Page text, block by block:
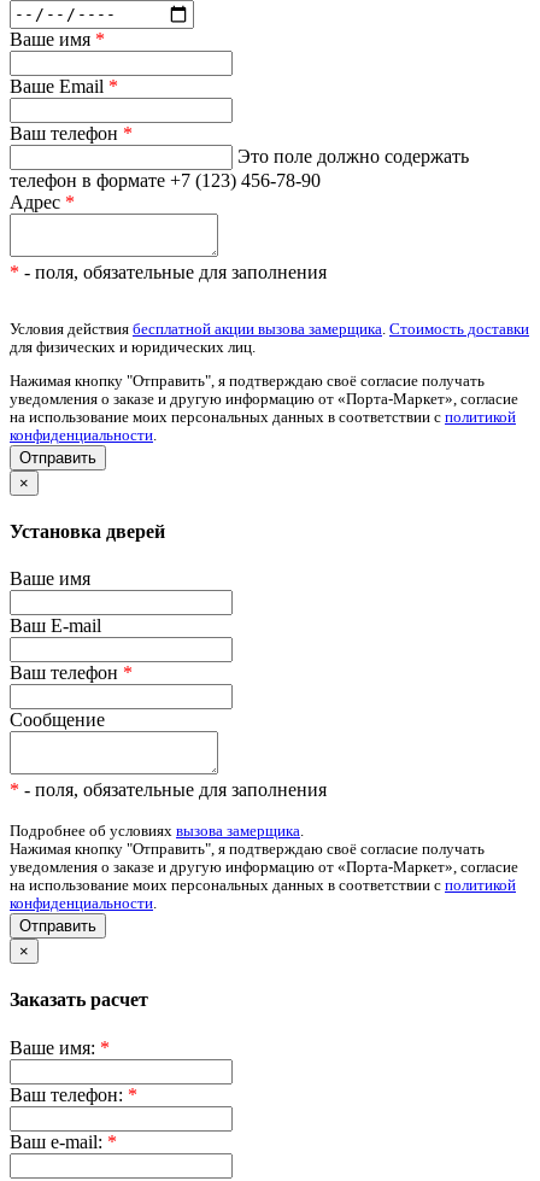
Ваше имя *
Ваше Email *
Ваш телефон *
Это поле должно содержать
телефон в формате +7 (123) 456-78-90
Адрес *
* - поля, обязательные для заполнения
Условия действия бесплатной акции вызова замерщика Стоимость доставки
для физических и юридических лиц.
Нажимая кнопку "Отправить", я подтверждаю своё согласие получать
уведомления о заказе и другую информацию от «Порта-Маркет», согласие
на использование моих персональных данных в соответствии с политикой
конфиденциальности
×
Установка дверей
Ваше имя
Ваш E-mail
Ваш телефон *
Сообщение
* - поля, обязательные для заполнения
Подробнее об условиях вызова замерщика.
Нажимая кнопку "Отправить", я подтверждаю своё согласие получать
уведомления о заказе и другую информацию от «Порта-Маркет», согласие
на использование моих персональных данных в соответствии с политикой
конфиденциальности.
Отправить
×
Заказать расчет
Ваше имя: *
Ваш телефон: *
Ваш e-mail: *